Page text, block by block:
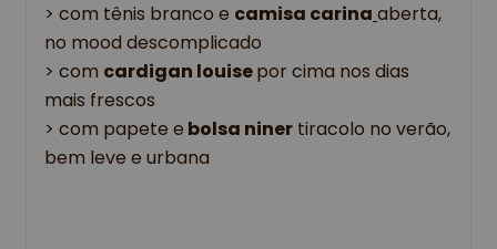
> com tênis branco e camisa carina aberta,
no mood descomplicado
> com cardigan louise por cima nos dias
mais frescos
> com papete e bolsa niner tiracolo no verão,
bem leve e urbana